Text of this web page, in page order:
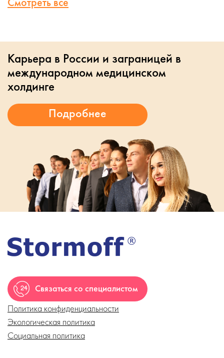
Карьера в России и заграницей в
международном медицинском
холдинге
Связаться со специалистом
Политика конфиденциальности
Экологическая политика
Социальная политика